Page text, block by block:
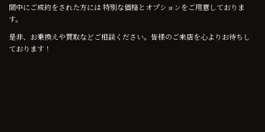
間中にご成約をされた方には 特別な価格とオプションをご用意しておりま
す。
是非、お乗換えや買取などご相談ください。皆様のご来店を心よりお待ちし
ております！